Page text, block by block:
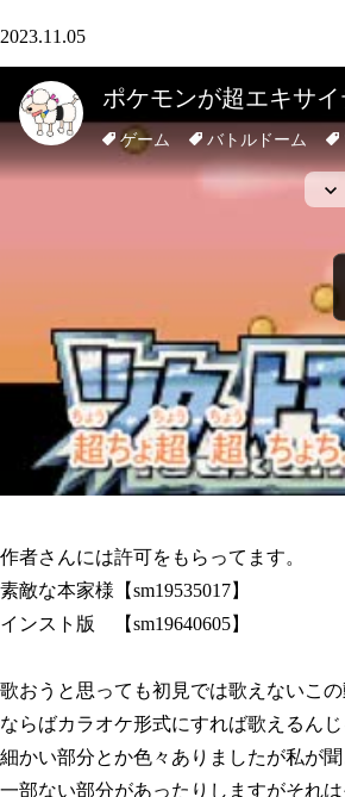
2023.11.05
作者さんには許可をもらってます。
素敵な本家様【sm19535017】
インスト版 【sm19640605】
歌おうと思っても初見では歌えないこ
ならばカラオケ形式にすれば歌えるん
細かい部分とか色々ありましたが私が
一部ない部分があったりしますがそれ